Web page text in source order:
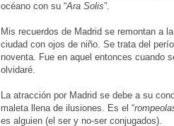
océano con su “Ara Solis”.
Mis recuerdos de Madrid se remontan a
ciudad con ojos de niño. Se trata del
noventa. Fue en aquel entonces cuando
olvidaré.
La atracción por Madrid se debe a su
maleta llena de ilusiones. Es el “
es alguien (el ser y no-ser conjugados).